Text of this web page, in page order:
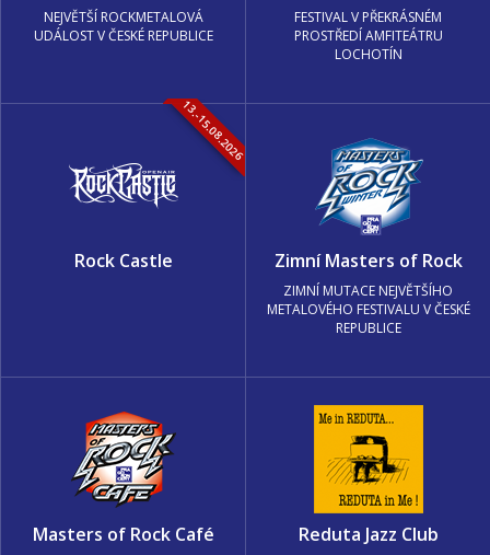
NEJVĚTŠÍ ROCKMETALOVÁ
UDÁLOST V ČESKÉ REPUBLICE
FESTIVAL V PŘEKRÁSNÉM
PROSTŘEDÍ AMFITEÁTRU
LOCHOTÍN
13.-15.08.2026
Rock Castle Zimní Masters of Rock
ZIMNÍ MUTACE NEJVĚTŠÍHO
METALOVÉHO FESTIVALU V ČESKÉ
REPUBLICE
Masters of Rock Café Reduta Jazz Club